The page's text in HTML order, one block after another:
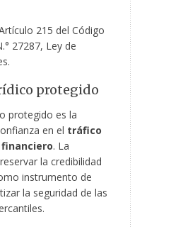
215 del Código
27287, Ley de
protegido
protegido es la
en el tráfico
. La
la credibilidad
instrumento de
la seguridad de las